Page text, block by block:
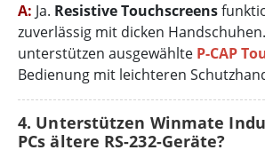
A: Ja. Resistive Touchscreens
zuverlässig mit dicken
unterstützen ausgewählte P-CAP
Bedienung mit leichteren
4. Unterstützen Winmate
PCs ältere RS-232-Geräte?